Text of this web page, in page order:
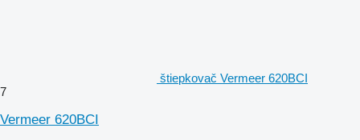
štiepkovač Vermeer 620BCI
7
Vermeer 620BCI